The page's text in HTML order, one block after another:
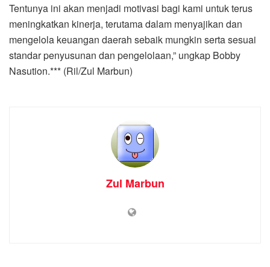
Tentunya ini akan menjadi motivasi bagi kami untuk terus
meningkatkan kinerja, terutama dalam menyajikan dan
mengelola keuangan daerah sebaik mungkin serta sesuai
standar penyusunan dan pengelolaan,” ungkap Bobby
Nasution.*** (Ril/Zul Marbun)
Zul Marbun